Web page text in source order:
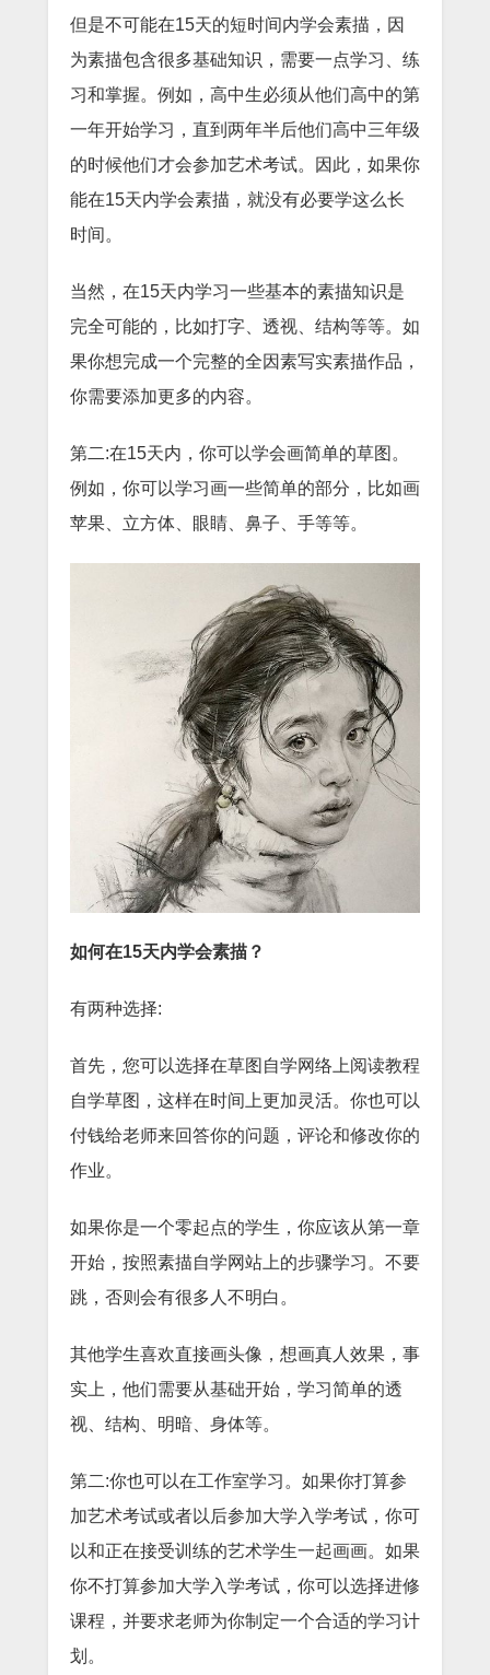
但是不可能在15天的短时间内学会素描，因
为素描包含很多基础知识，需要一点学习、练
习和掌握。例如，高中生必须从他们高中的第
一年开始学习，直到两年半后他们高中三年级
的时候他们才会参加艺术考试。因此，如果你
能在15天内学会素描，就没有必要学这么长
时间。
当然，在15天内学习一些基本的素描知识是
完全可能的，比如打字、透视、结构等等。如
果你想完成一个完整的全因素写实素描作品，
你需要添加更多的内容。
第二:在15天内，你可以学会画简单的草图。
例如，你可以学习画一些简单的部分，比如画
苹果、立方体、眼睛、鼻子、手等等。
如何在15天内学会素描？
有两种选择:
首先，您可以选择在草图自学网络上阅读教程
自学草图，这样在时间上更加灵活。你也可以
付钱给老师来回答你的问题，评论和修改你的
作业。
如果你是一个零起点的学生，你应该从第一章
开始，按照素描自学网站上的步骤学习。不要
跳，否则会有很多人不明白。
其他学生喜欢直接画头像，想画真人效果，事
实上，他们需要从基础开始，学习简单的透
视、结构、明暗、身体等。
第二:你也可以在工作室学习。如果你打算参
加艺术考试或者以后参加大学入学考试，你可
以和正在接受训练的艺术学生一起画画。如果
你不打算参加大学入学考试，你可以选择进修
课程，并要求老师为你制定一个合适的学习计
划。